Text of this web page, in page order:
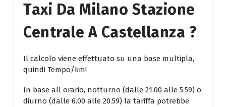
Taxi Da Milano Stazione
Centrale A Castellanza ?
Il calcolo viene effettuato su una base multipla,
quindi Tempo/km!
In base all orario, notturno (dalle 21.00 alle 5.59) o
diurno (dalle 6.00 alle 20.59) la tariffa potrebbe